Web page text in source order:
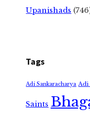
Upanishads
Tags
Adi Sankaracharya Adi
Saints